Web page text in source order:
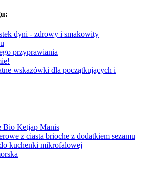
dyni - zdrowy i smakowity
przyprawiania
wskazówki dla początkujących i
Bio Ketjap Manis
z ciasta brioche z dodatkiem sezamu
kuchenki mikrofalowej